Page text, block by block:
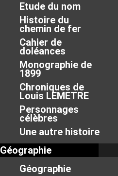
Etude du nom
Histoire du
chemin de fer
Cahier de
doléances
Monographie de
1899
Chroniques de
Louis LEMETRE
Personnages
célèbres
Une autre histoire
Géographie
Géographie